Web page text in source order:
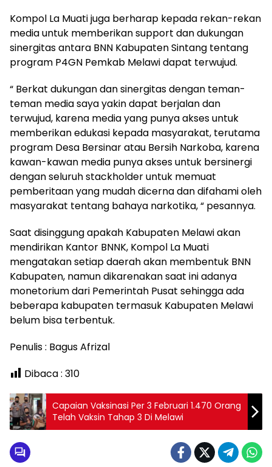
Kompol La Muati juga berharap kepada rekan-rekan
media untuk memberikan support dan dukungan
sinergitas antara BNN Kabupaten Sintang tentang
program P4GN Pemkab Melawi dapat terwujud.
“ Berkat dukungan dan sinergitas dengan teman-
teman media saya yakin dapat berjalan dan
terwujud, karena media yang punya akses untuk
memberikan edukasi kepada masyarakat, terutama
program Desa Bersinar atau Bersih Narkoba, karena
kawan-kawan media punya akses untuk bersinergi
dengan seluruh stackholder untuk memuat
pemberitaan yang mudah dicerna dan difahami oleh
masyarakat tentang bahaya narkotika, “ pesannya.
Saat disinggung apakah Kabupaten Melawi akan
mendirikan Kantor BNNK, Kompol La Muati
mengatakan setiap daerah akan membentuk BNN
Kabupaten, namun dikarenakan saat ini adanya
monetorium dari Pemerintah Pusat sehingga ada
beberapa kabupaten termasuk Kabupaten Melawi
belum bisa terbentuk.
Penulis : Bagus Afrizal
Dibaca : 310
Capaian Vaksinasi Per 3 Februari 1.470 Orang
Telah Vaksin Tahap 3 Di Melawi